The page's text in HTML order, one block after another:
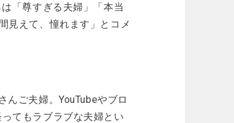
「尊すぎる夫婦」「本当
見えて、憧れます」とコメ
ご夫婦。YouTubeやブロ
てもラブラブな夫婦とい